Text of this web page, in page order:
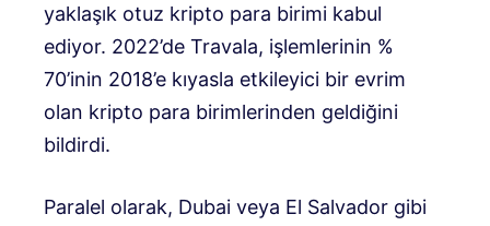
yaklaşık otuz kripto para birimi kabul
ediyor. 2022’de Travala, işlemlerinin %
70’inin 2018’e kıyasla etkileyici bir evrim
olan kripto para birimlerinden geldiğini
bildirdi.
Paralel olarak, Dubai veya El Salvador gibi